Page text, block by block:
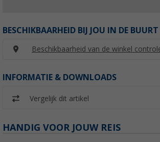
BESCHIKBAARHEID BIJ JOU IN DE BUURT
Beschikbaarheid van de winkel
INFORMATIE & DOWNLOADS
Vergelijk dit artikel
HANDIG VOOR JOUW REIS